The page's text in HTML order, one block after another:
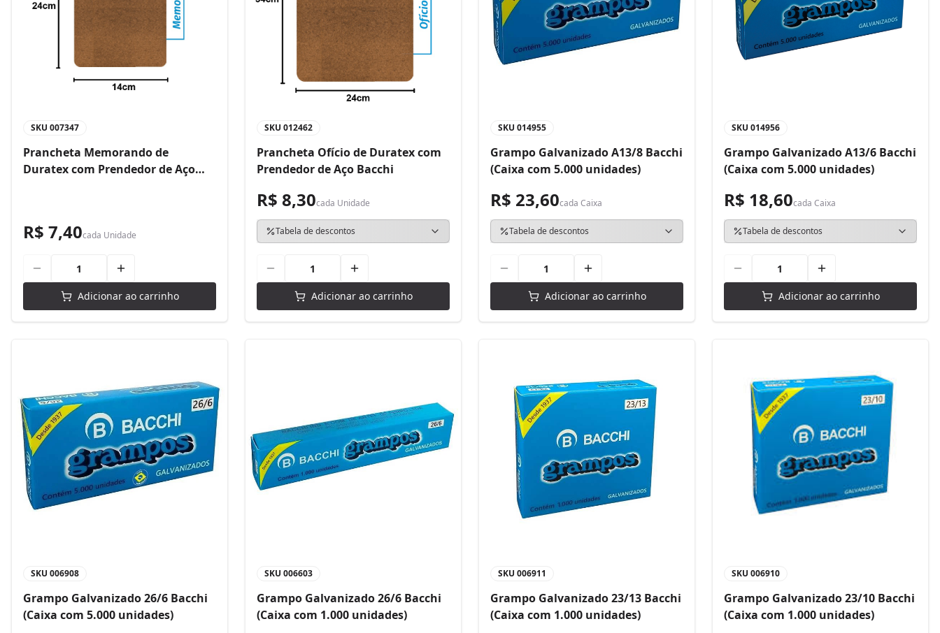
SKU 007347
Prancheta Memorando de
Duratex com Prendedor de Aço
R$ 7,40cada Unidade
Adicionar ao carrinho
SKU 012462
Prancheta Ofício de Duratex com
Prendedor de Aço Bacchi
R$ 8,30cada Unidade
Tabela de descontos
Adicionar ao carrinho
SKU 014955
Grampo Galvanizado A13/8 Bacchi
(Caixa com 5.000 unidades)
R$ 23,60cada Caixa
Tabela de descontos
Adicionar ao carrinho
SKU 014956
Grampo Galvanizado A13/6 Bacchi
(Caixa com 5.000 unidades)
R$ 18,60cada Caixa
Tabela de descontos
Adicionar ao carrinho
SKU 006908
Grampo Galvanizado 26/6 Bacchi
(Caixa com 5.000 unidades)
SKU 006603
Grampo Galvanizado 26/6 Bacchi
(Caixa com 1.000 unidades)
SKU 006911
Grampo Galvanizado 23/13 Bacchi
(Caixa com 1.000 unidades)
SKU 006910
Grampo Galvanizado 23/10 Bacchi
(Caixa com 1.000 unidades)